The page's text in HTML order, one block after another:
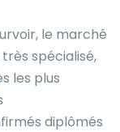
le marché
spécialisé,
les plus
diplômés